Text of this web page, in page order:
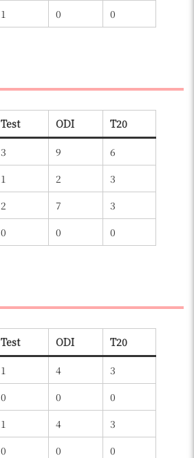
1 0 0
Test ODI T20
3 9
6
1 2
3
2 7
3
0 0 0
Test ODI T20
1 4
3
0 0
0
1 4
3
0 0 0